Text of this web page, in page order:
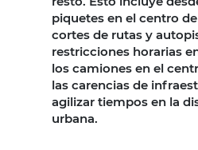
piquetes en el centro
cortes de rutas y
restricciones horarias
los camiones en el
las carencias de
agilizar tiempos en la
urbana.